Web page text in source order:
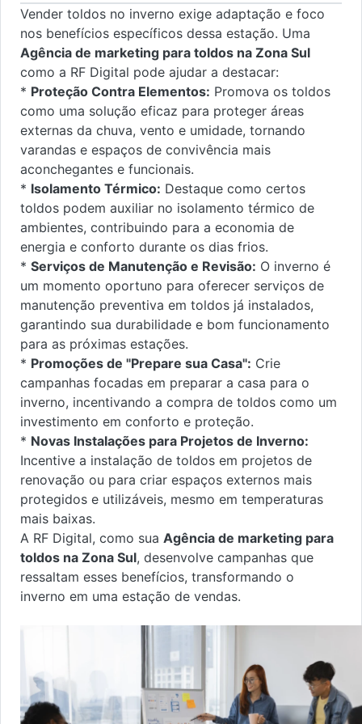
Vender toldos no inverno exige adaptação e foco
nos benefícios específicos dessa estação. Uma
Agência de marketing para toldos na Zona Sul
como a RF Digital pode ajudar a destacar:
* Proteção Contra Elementos: Promova os toldos
como uma solução eficaz para proteger áreas
externas da chuva, vento e umidade, tornando
varandas e espaços de convivência mais
aconchegantes e funcionais.
* Isolamento Térmico: Destaque como certos
toldos podem auxiliar no isolamento térmico de
ambientes, contribuindo para a economia de
energia e conforto durante os dias frios.
* Serviços de Manutenção e Revisão: O inverno é
um momento oportuno para oferecer serviços de
manutenção preventiva em toldos já instalados,
garantindo sua durabilidade e bom funcionamento
para as próximas estações.
* Promoções de "Prepare sua Casa": Crie
campanhas focadas em preparar a casa para o
inverno, incentivando a compra de toldos como um
investimento em conforto e proteção.
* Novas Instalações para Projetos de Inverno:
Incentive a instalação de toldos em projetos de
renovação ou para criar espaços externos mais
protegidos e utilizáveis, mesmo em temperaturas
mais baixas.
A RF Digital, como sua Agência de marketing para
toldos na Zona Sul, desenvolve campanhas que
ressaltam esses benefícios, transformando o
inverno em uma estação de vendas.